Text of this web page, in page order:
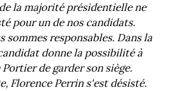
la majorité présidentielle ne
pour un de nos candidats.
sommes responsables. Dans la
donne la possibilité à
de garder son siège.
Florence Perrin s'est désisté.